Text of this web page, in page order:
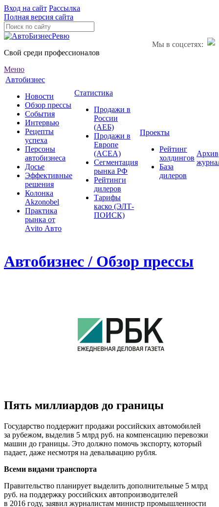
Вход на сайт Рассылка
Полная версия сайта
Мы в соцсетях:
Свой среди профессионалов
Меню
Автобизнес
Новости
Обзор прессы
События
Интервью
Рецепты
успеха
Персоны
автобизнеса
Досье
Эффективные
решения
Колонка
Akzonobel
Практика
рынка от
Аvito Авто
Статистика
Продажи в
России
(АЕБ)
Продажи в
Европе
(ACEA)
Сегментация
рынка РФ
Рейтинги
дилеров
Тарифы
каско (ЭЛТ-
ПОИСК)
Проекты
Рейтинг
холдингов
База
дилеров
Архив
Автобизнес / Обзор прессы
Пять миллиардов до границы
Государство поддержит продажи российских автомобилей
за рубежом, выделив 5 млрд руб. на компенсацию перевозки
машин до границы. Это должно помочь экспорту, который
падает, даже несмотря на девальвацию рубля.
Всеми видами транспорта
Правительство планирует выделить дополнительные 5 млрд
руб. на поддержку российских автопроизводителей
в 2016 году, заявил журналистам министр промышленности